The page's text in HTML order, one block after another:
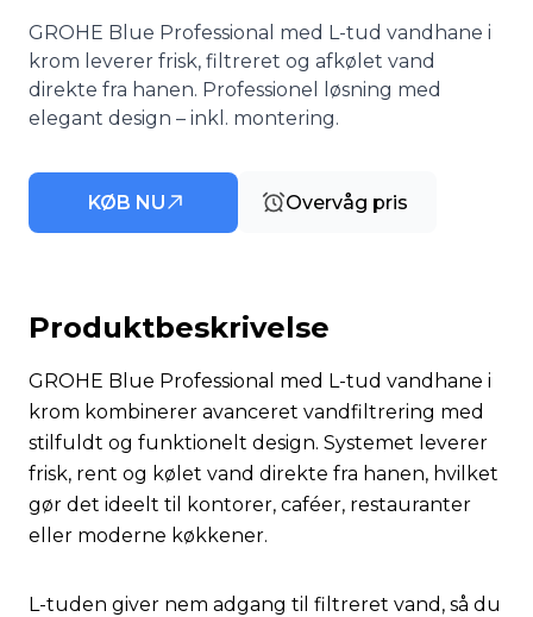
GROHE Blue Professional med L-tud vandhane i
krom leverer frisk, filtreret og afkølet vand
direkte fra hanen. Professionel løsning med
elegant design – inkl. montering.
KØB NU Overvåg pris
Produktbeskrivelse
GROHE Blue Professional med L-tud vandhane i
krom kombinerer avanceret vandfiltrering med
stilfuldt og funktionelt design. Systemet leverer
frisk, rent og kølet vand direkte fra hanen, hvilket
gør det ideelt til kontorer, caféer, restauranter
eller moderne køkkener.
L-tuden giver nem adgang til filtreret vand, så du